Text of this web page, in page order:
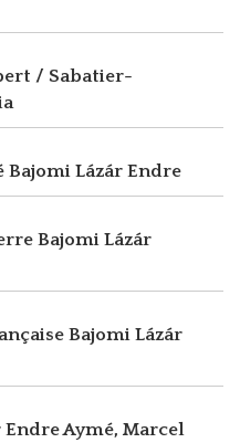
/ Sabatier-
Bajomi Lázár Endre
Bajomi Lázár
Bajomi Lázár
EndreAymé, Marcel